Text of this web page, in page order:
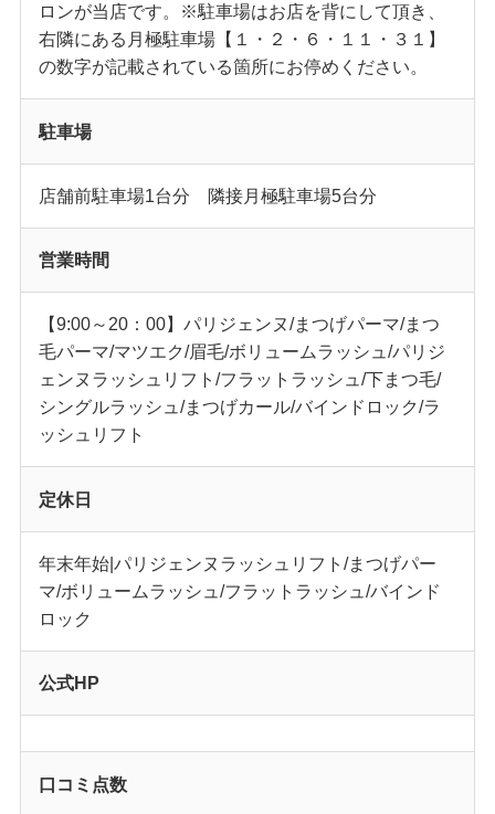
ロンが当店です。※駐車場はお店を背にして頂き、
右隣にある月極駐車場【１・２・６・１１・３１】
の数字が記載されている箇所にお停めください。
駐車場
店舗前駐車場1台分 隣接月極駐車場5台分
営業時間
【9:00～20：00】パリジェンヌ/まつげパーマ/まつ
毛パーマ/マツエク/眉毛/ボリュームラッシュ/パリジ
ェンヌラッシュリフト/フラットラッシュ/下まつ毛/
シングルラッシュ/まつげカール/バインドロック/ラ
ッシュリフト
定休日
年末年始|パリジェンヌラッシュリフト/まつげパー
マ/ボリュームラッシュ/フラットラッシュ/バインド
ロック
公式HP
口コミ点数